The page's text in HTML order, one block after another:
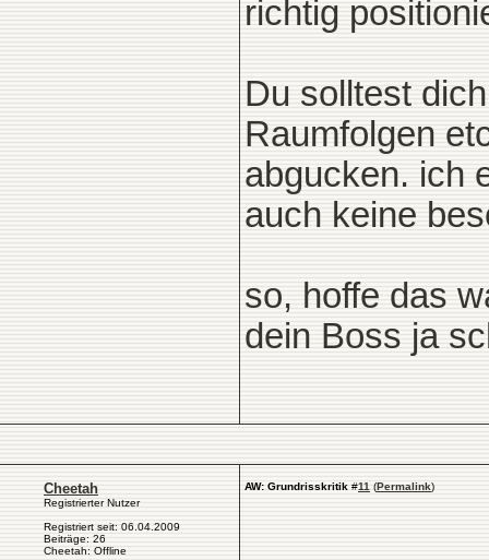
richtig
Du solltest
Raumfolgen
abgucken. ich
auch keine
so, hoffe das
dein Boss ja
Cheetah
Registrierter Nutzer
Registriert seit: 06.04.2009
Beiträge: 26
Cheetah: Offline
AW: Grundrisskritik #11 (Permalink)